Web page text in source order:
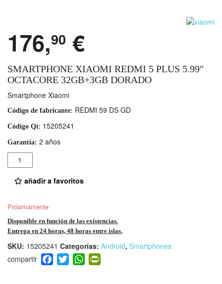
176,90 €
SMARTPHONE XIAOMI REDMI 5 PLUS 5.99″
OCTACORE 32GB+3GB DORADO
Smartphone Xiaomi
Código de fabricante: REDMI 59 DS GD
Código Qi: 15205241
Garantía: 2 años
Cantidad
añadir a favoritos
Próximamente
Disponible en función de las existencias.
Entrega en 24 horas, 48 horas entre islas.
SKU: 15205241 Categorías: Android, Smartphones
F
a
T
wi
W
h